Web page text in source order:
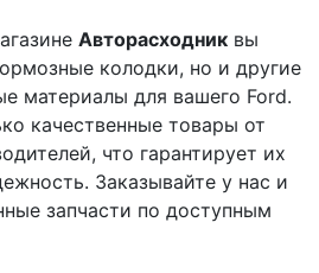
Авторасходник вы
колодки, но и другие
материалы для вашего Ford.
качественные товары от
что гарантирует их
Заказывайте у нас и
запчасти по доступным